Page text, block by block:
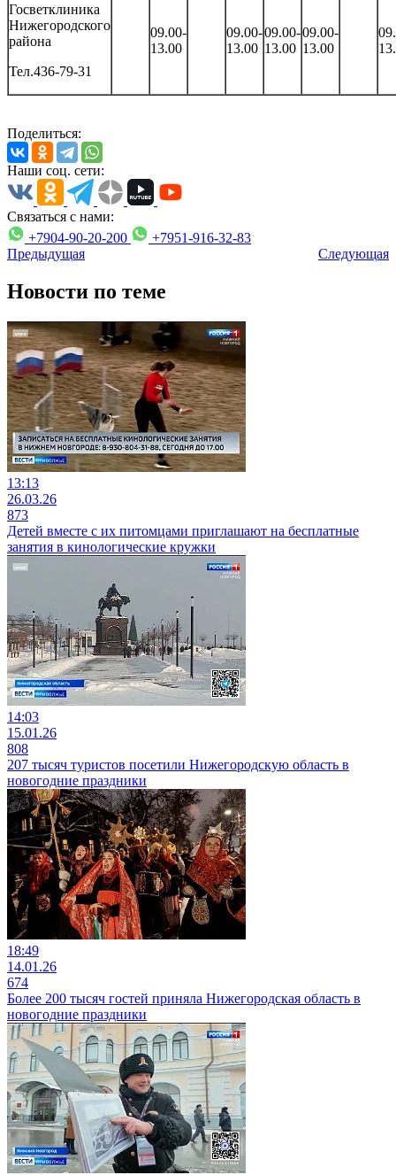
Госветклиника
Нижегородского
района
Тел.436-79-31
09.00-
13.00
09.00-
13.00
09.00-
13.00
09.00-
13.00
Поделиться:
Наши соц. сети:
Связаться с нами:
+7904-90-20-200
+7951-916-32-83
Предыдущая
Следующая
Новости по теме
13:13
26.03.26
873
Детей вместе с их питомцами приглашают на бесплатные
занятия в кинологические кружки
14:03
15.01.26
808
207 тысяч туристов посетили Нижегородскую область в
новогодние праздники
18:49
14.01.26
674
Более 200 тысяч гостей приняла Нижегородская область в
новогодние праздники